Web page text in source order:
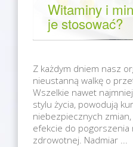
Witaminy i
je stosować?
Z każdym dniem nasz
nieustanną walkę o
Wszelkie nawet
stylu życia, powodują
niebezpiecznych
efekcie do pogorszenia
zdrowotnej. Nadmiar ...